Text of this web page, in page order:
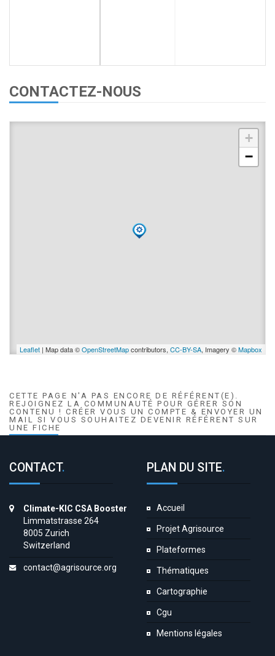
CONTACTEZ-NOUS
+
−
Leaflet | Map data ©OpenStreetMapcontributors,CC-BY-SA, Imagery ©Mapbox
CETTE PAGE N'A PAS ENCORE DE RÉFÉRENT(E).
REJOIGNEZ LA COMMUNAUTÉ POUR GÉRER SON
CONTENU ! CRÉER VOUS UN COMPTE & ENVOYER UN
MAIL SI VOUS SOUHAITEZ DEVENIR RÉFÉRENT SUR
UNE FICHE
CONTACT.
Climate-KIC CSA Booster
Limmatstrasse 264
8005 Zurich
Switzerland
contact@agrisource.org
PLAN DU SITE.
Accueil
Projet Agrisource
Plateformes
Thématiques
Cartographie
Cgu
Mentions légales